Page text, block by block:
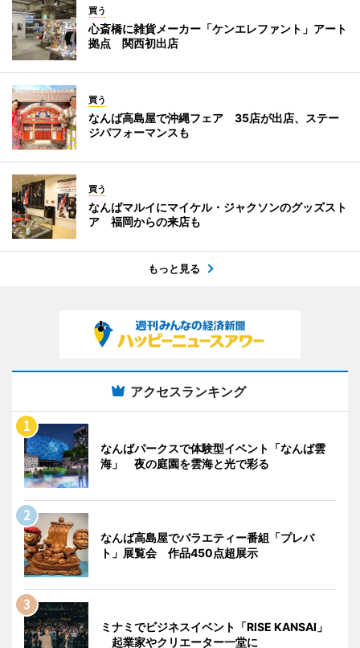
買う
心斎橋に雑貨メーカー「ケンエレファント」アート
拠点 関西初出店
買う
なんば高島屋で沖縄フェア 35店が出店、ステー
ジパフォーマンスも
買う
なんばマルイにマイケル・ジャクソンのグッズスト
ア 福岡からの来店も
もっと見る
アクセスランキング
なんばパークスで体験型イベント「なんば雲
海」 夜の庭園を雲海と光で彩る
なんば高島屋でバラエティー番組「プレバ
ト」展覧会 作品450点超展示
ミナミでビジネスイベント「RISE KANSAI」
起業家やクリエーター一堂に